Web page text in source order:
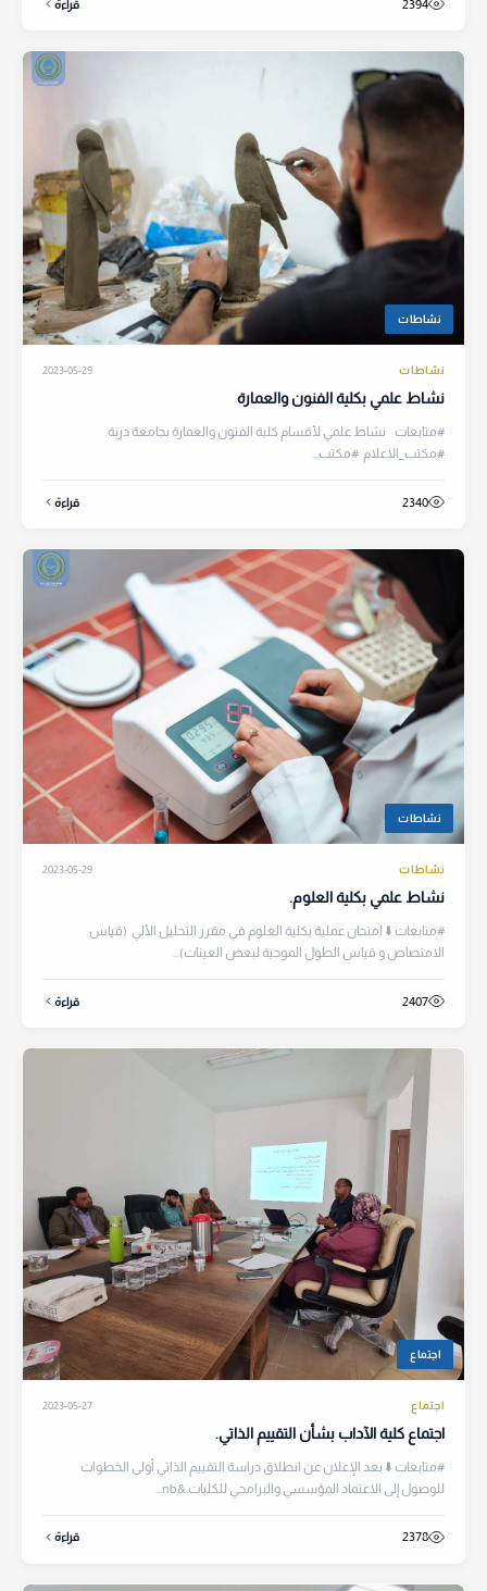
2394 قراءة
نشاطات
نشاطات 2023-05-29
نشاط علمي بكلية الفنون والعمارة
#مكتب_الاعلام #مكتب...
2340 قراءة
نشاطات
نشاطات 2023-05-29
نشاط علمي بكلية العلوم.
#متابعات ⬇️ امتحان عملية بكلية العلوم في مقرر التحليل الألي (قياس
الامتصاص و قياس الطول الموجية لبعض العينات)...
2407 قراءة
اجتماع
اجتماع 2023-05-27
اجتماع كلية الآداب بشأن التقييم الذاتي.
#متابعات ⬇️ بعد الإعلان عن انطلاق دراسة التقييم الذاتي أولى الخطوات
للوصول إلى الاعتماد المؤسسي والبرامجي للكليات.&nb...
2378 قراءة